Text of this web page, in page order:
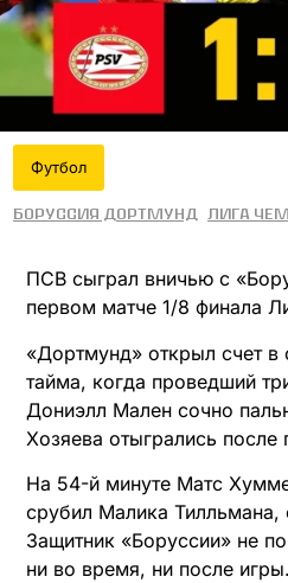
Футбол
Боруссия Дортмунд Лига
ПСВ сыграл вничью с
первом матче 1/8 финала
«Дортмунд» открыл счет в
тайма, когда проведший
Дониэлл Мален сочно
Хозяева отыгрались после
На 54-й минуте Матс
срубил Малика Тилльмана,
Защитник «Боруссии» не
ни во время, ни после